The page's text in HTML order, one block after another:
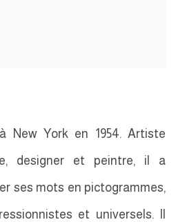
New York en 1954. Artiste
designer et peintre, il a
ses mots en pictogrammes,
et universels. Il